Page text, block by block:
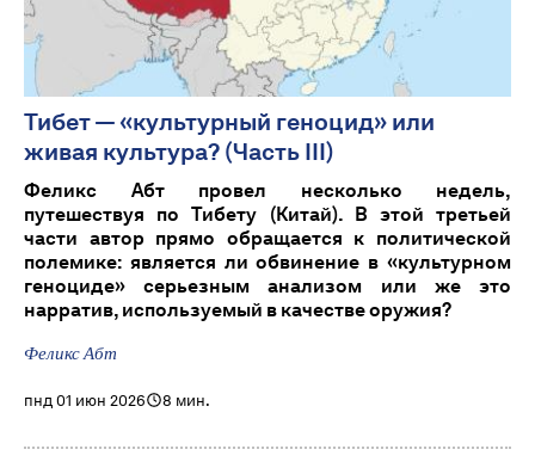
Тибет — «культурный геноцид» или
живая культура? (Часть III)
Феликс Абт провел несколько недель,
путешествуя по Тибету (Китай). В этой третьей
части автор прямо обращается к политической
полемике: является ли обвинение в «культурном
геноциде» серьезным анализом или же это
нарратив, используемый в качестве оружия?
Феликс Абт
пнд 01 июн 2026 8 мин.